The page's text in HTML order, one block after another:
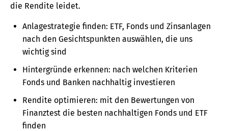
die Rendite leidet.
Anlagestrategie finden: ETF, Fonds und Zinsanlagen
nach den Gesichtspunkten auswählen, die uns
wichtig sind
Hintergründe erkennen: nach welchen Kriterien
Fonds und Banken nachhaltig investieren
Rendite optimieren: mit den Bewertungen von
Finanztest die besten nachhaltigen Fonds und ETF
finden